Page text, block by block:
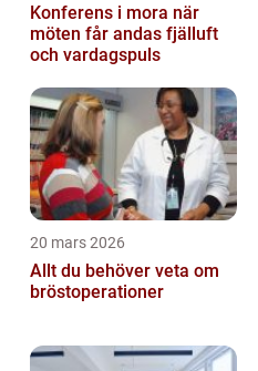
Konferens i mora när
möten får andas fjälluft
och vardagspuls
20 mars 2026
Allt du behöver veta om
bröstoperationer